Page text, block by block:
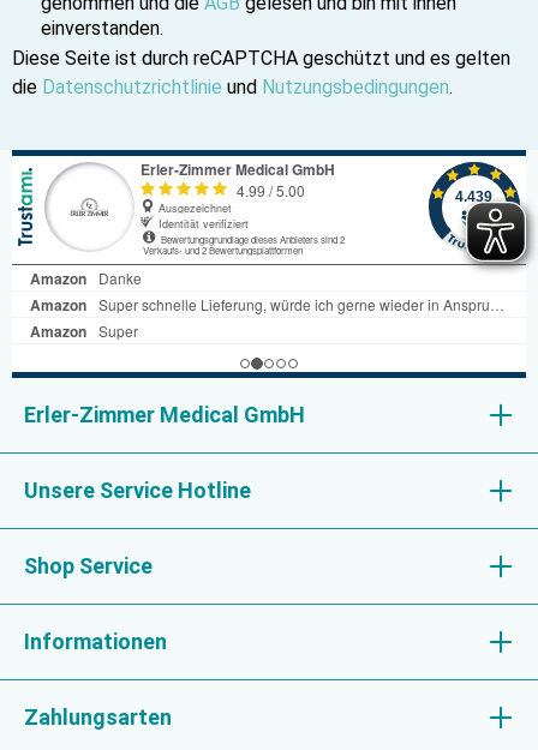
einverstanden.
Diese Seite ist durch reCAPTCHA geschützt und es gelten
die Datenschutzrichtlinie und Nutzungsbedingungen.
Erler-Zimmer Medical GmbH
Unsere Service Hotline
Shop Service
Informationen
Zahlungsarten